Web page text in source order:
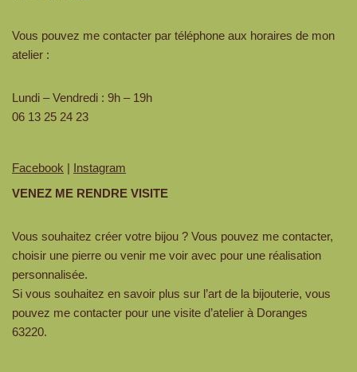
Vous pouvez me contacter par téléphone aux horaires de mon
atelier :
Lundi – Vendredi : 9h – 19h
06 13 25 24 23
Facebook | Instagram
VENEZ ME RENDRE VISITE
Vous souhaitez créer votre bijou ? Vous pouvez me contacter,
choisir une pierre ou venir me voir avec pour une réalisation
personnalisée.
Si vous souhaitez en savoir plus sur l’art de la bijouterie, vous
pouvez me contacter pour une visite d’atelier à Doranges
63220.